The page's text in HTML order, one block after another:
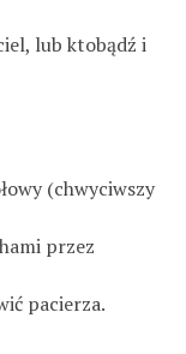
lub ktobądź i
(chwyciwszy
przez
pacierza.